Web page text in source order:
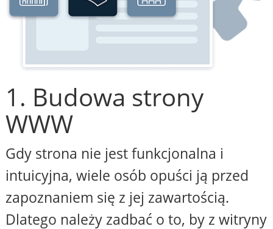
1. Budowa strony
WWW
Gdy strona nie jest funkcjonalna i
intuicyjna, wiele osób opuści ją przed
zapoznaniem się z jej zawartością.
Dlatego należy zadbać o to, by z witryny